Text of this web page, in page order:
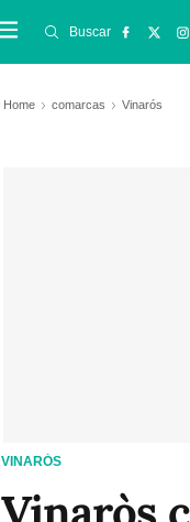
Buscar
Home comarcas Vinarós
VINARÓS